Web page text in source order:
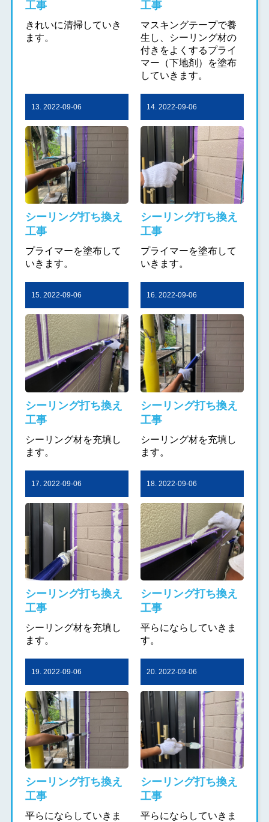
工事
きれいに清掃していき
ます。
工事
マスキングテープで養
生し、シーリング材の
付きをよくするプライ
マー（下地剤）を塗布
していきます。
13. 2022-09-06
シーリング打ち換え
工事
プライマーを塗布して
いきます。
14. 2022-09-06
シーリング打ち換え
工事
プライマーを塗布して
いきます。
15. 2022-09-06
シーリング打ち換え
工事
シーリング材を充填し
ます。
16. 2022-09-06
シーリング打ち換え
工事
シーリング材を充填し
ます。
17. 2022-09-06
シーリング打ち換え
工事
シーリング材を充填し
ます。
18. 2022-09-06
シーリング打ち換え
工事
平らにならしていきま
す。
19. 2022-09-06
シーリング打ち換え
工事
平らにならしていきま
20. 2022-09-06
シーリング打ち換え
工事
平らにならしていきま